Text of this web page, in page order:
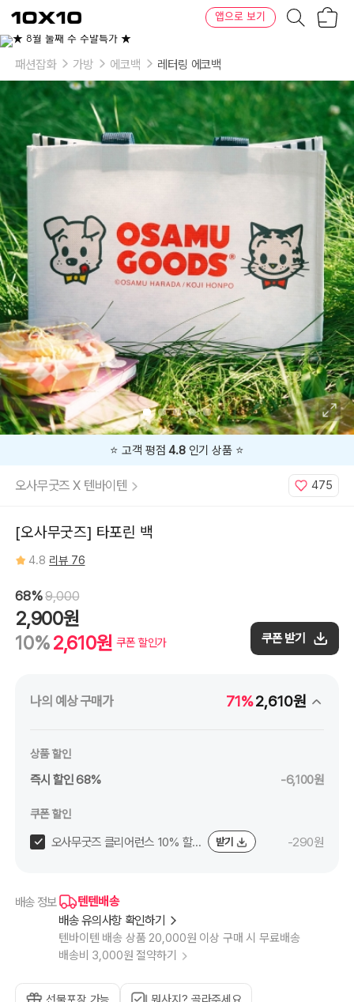
텐
바
텐
앱으로 보기
패션잡화 가방 에코백 레터링 에코백
⭐️ 고객 평점4.8인기 상품 ⭐️
오사무굿즈 X 텐바이텐 475
[오사무굿즈] 타포린 백
4.8 리뷰 76
68%9,000
2,900원
10%2,610원 쿠폰 할인가 쿠폰 받기
나의 예상 구매가 71%2,610원
상품 할인
즉시 할인 68% -6,100원
쿠폰 할인
오사무굿즈 클리어런스 10% 할
받기 -290원
배송 정보
텐텐배송
배송 유의사항 확인하기
텐바이텐 배송 상품 20,000원 이상 구매 시 무료배송
배송비 3,000원 절약하기